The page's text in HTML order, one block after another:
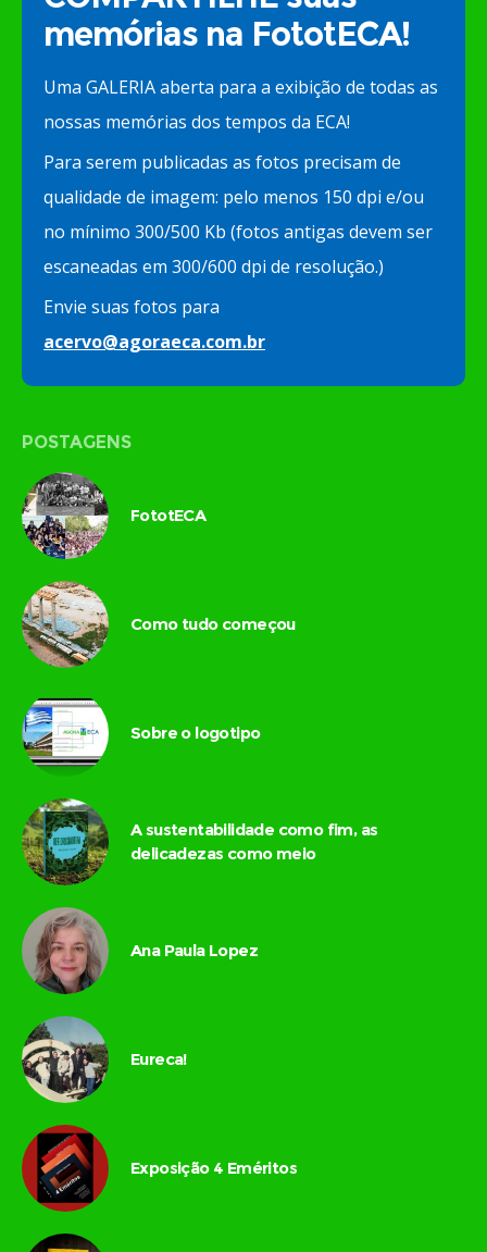
memórias na FototECA!
Uma GALERIA aberta para a exibição de todas as
nossas memórias dos tempos da ECA!
Para serem publicadas as fotos precisam de
qualidade de imagem: pelo menos 150 dpi e/ou
no mínimo 300/500 Kb (fotos antigas devem ser
escaneadas em 300/600 dpi de resolução.)
Envie suas fotos para
acervo@agoraeca.com.br
POSTAGENS
FototECA
Como tudo começou
Sobre o logotipo
A sustentabilidade como fim, as
delicadezas como meio
Ana Paula Lopez
Eureca!
Exposição 4 Eméritos